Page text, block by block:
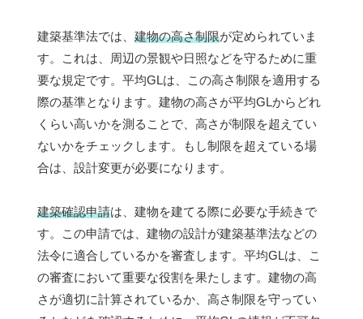
建築基準法では、 建物の高さ制限が定められていま
す。これは、周辺の景観や日照などを守るために重
要な規定です。平均GLは、この高さ制限を適用する
際の基準となります。建物の高さが平均GLからどれ
くらい高いかを測ることで、高さが制限を超えてい
ないかをチェックします。もし制限を超えている場
合は、設計変更が必要になります。
建築確認申請は、建物を建てる際に必要な手続きで
す。この申請では、建物の設計が建築基準法などの
法令に適合しているかを審査します。平均GLは、こ
の審査において重要な役割を果たします。建物の高
さが適切に計算されているか、高さ制限を守ってい